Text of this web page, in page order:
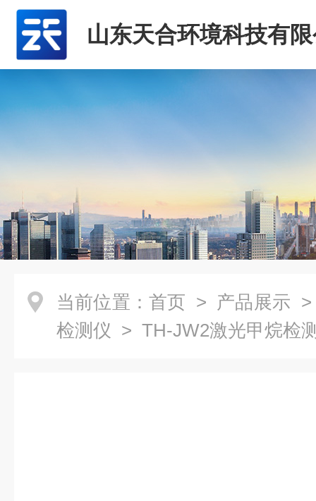
山东天合环境科技有
当前位置： 首页 > 产品展示
检测仪 > TH-JW2激光甲烷检